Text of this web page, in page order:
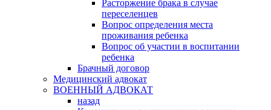
Расторжение брака в случае
переселенцев
Вопрос определения места
проживания ребенка
Вопрос об участии в воспитании
ребенка
Брачный договор
Медицинский адвокат
ВОЕННЫЙ АДВОКАТ
назад